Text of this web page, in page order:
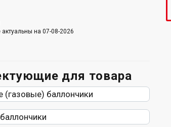
на 07-08-2026
для товара
(газовые) баллончики